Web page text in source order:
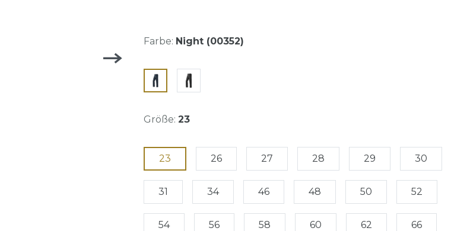
Farbe: Night (00352)
Größe: 23
23 26 27 28 29 30
31 34 46 48 50 52
54 56 58 60 62 66